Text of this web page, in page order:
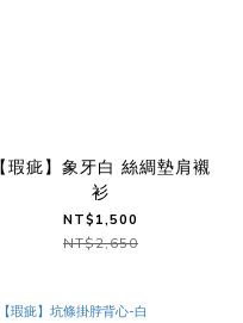
【瑕疵】象牙白 絲綢墊肩襯
衫
NT$1,500
NT$2,650